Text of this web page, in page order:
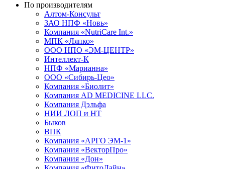
По производителям
Алтом-Консульт
ЗАО НПФ «Новь»
Компания «NutriCare Int.»
МПК «Ляпко»
ООО НПО «ЭМ-ЦЕНТР»
Интеллект-К
НПФ «Марианна»
ООО «Сибирь-Цео»
Компания «Биолит»
Компания AD MEDICINE LLC.
Компания Дэльфа
НИИ ЛОП и НТ
Быков
ВПК
Компания «АРГО ЭМ-1»
Компания «ВекторПро»
Компания «Дон»